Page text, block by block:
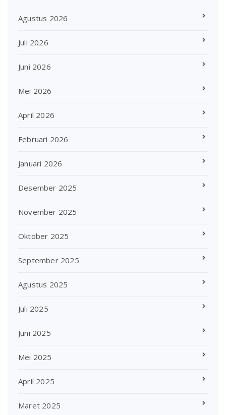
Agustus 2026
Juli 2026
Juni 2026
Mei 2026
April 2026
Februari 2026
Januari 2026
Desember 2025
November 2025
Oktober 2025
September 2025
Agustus 2025
Juli 2025
Juni 2025
Mei 2025
April 2025
Maret 2025